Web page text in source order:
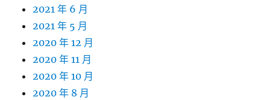
2021 年 6 月
2021 年 5 月
2020 年 12 月
2020 年 11 月
2020 年 10 月
2020 年 8 月